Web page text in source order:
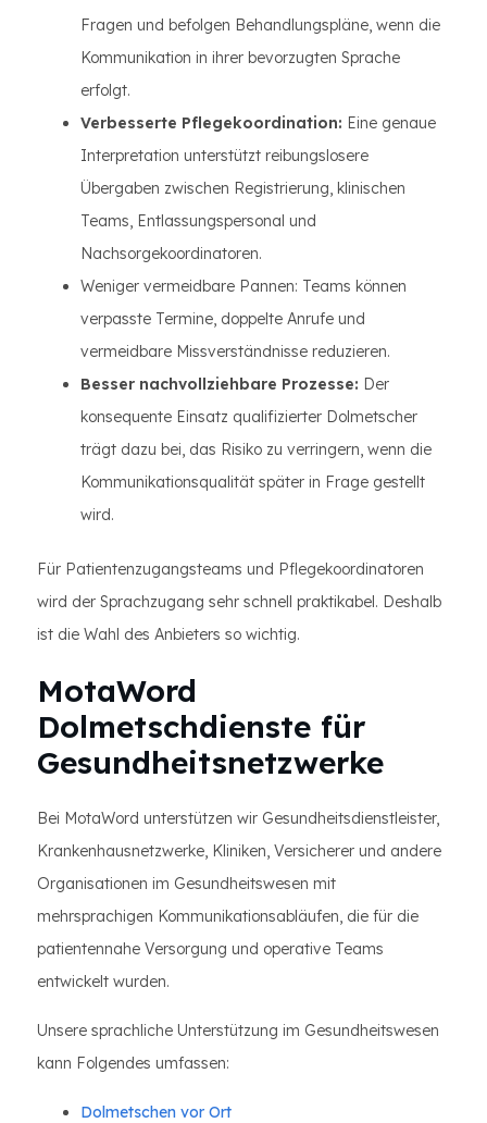
Fragen und befolgen Behandlungspläne, wenn die
Kommunikation in ihrer bevorzugten Sprache
erfolgt.
Verbesserte Pflegekoordination: Eine genaue
Interpretation unterstützt reibungslosere
Übergaben zwischen Registrierung, klinischen
Teams, Entlassungspersonal und
Nachsorgekoordinatoren.
Weniger vermeidbare Pannen: Teams können
verpasste Termine, doppelte Anrufe und
vermeidbare Missverständnisse reduzieren.
Besser nachvollziehbare Prozesse: Der
konsequente Einsatz qualifizierter Dolmetscher
trägt dazu bei, das Risiko zu verringern, wenn die
Kommunikationsqualität später in Frage gestellt
wird.
Für Patientenzugangsteams und Pflegekoordinatoren
wird der Sprachzugang sehr schnell praktikabel. Deshalb
ist die Wahl des Anbieters so wichtig.
MotaWord
Dolmetschdienste für
Gesundheitsnetzwerke
Bei MotaWord unterstützen wir Gesundheitsdienstleister,
Krankenhausnetzwerke, Kliniken, Versicherer und andere
Organisationen im Gesundheitswesen mit
mehrsprachigen Kommunikationsabläufen, die für die
patientennahe Versorgung und operative Teams
entwickelt wurden.
Unsere sprachliche Unterstützung im Gesundheitswesen
kann Folgendes umfassen:
Dolmetschen vor Ort